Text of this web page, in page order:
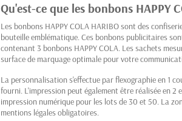
Qu'est-ce que les bonbons HAPPY
Les bonbons HAPPY COLA HARIBO sont des
bouteille emblématique. Ces bonbons publicitaires
contenant 3 bonbons HAPPY COLA. Les sachets
surface de marquage optimale pour votre
La personnalisation s'effectue par flexographie en 1
fourni. L'impression peut également être réalisée en
impression numérique pour les lots de 30 et 50. La
mentions légales obligatoires.